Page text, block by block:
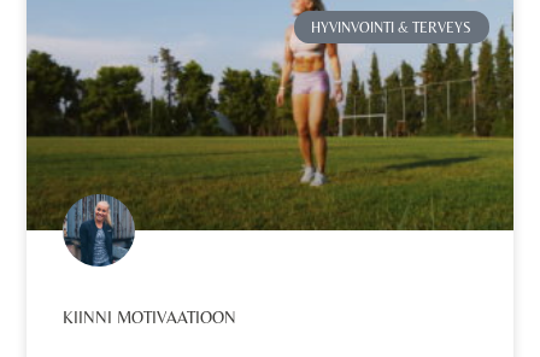
HYVINVOINTI & TERVEYS
KIINNI MOTIVAATIOON